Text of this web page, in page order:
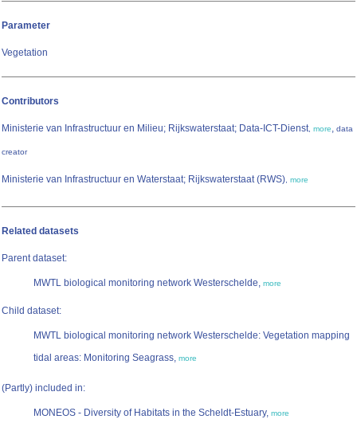
Parameter
Vegetation
Contributors
Ministerie van Infrastructuur en Milieu; Rijkswaterstaat; Data-ICT-Dienst, more, data
creator
Ministerie van Infrastructuur en Waterstaat; Rijkswaterstaat (RWS), more
Related datasets
Parent dataset:
MWTL biological monitoring network Westerschelde, more
Child dataset:
MWTL biological monitoring network Westerschelde: Vegetation mapping
tidal areas: Monitoring Seagrass, more
(Partly) included in:
MONEOS - Diversity of Habitats in the Scheldt-Estuary, more